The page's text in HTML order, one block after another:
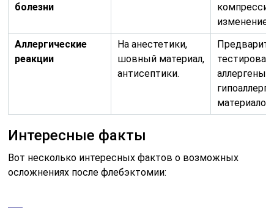
болезни
изменение
Аллергические
реакции
На анестетики,
шовный материал,
антисептики.
аллергены,
материалов.
Интересные факты
Вот несколько интересных фактов о возможных
осложнениях после флебэктомии: